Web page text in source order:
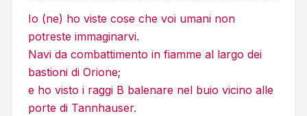
Io (ne) ho viste cose che voi umani non
potreste immaginarvi.
Navi da combattimento in fiamme al largo dei
bastioni di Orione;
e ho visto i raggi B balenare nel buio vicino alle
porte di Tannhauser.